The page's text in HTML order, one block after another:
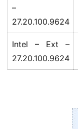
–
27.20.100.9624
Intel – Ext –
27.20.100.9624